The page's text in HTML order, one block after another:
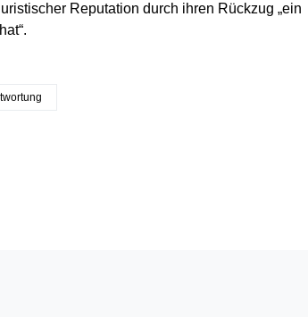
Reputation durch ihren Rückzug „ein